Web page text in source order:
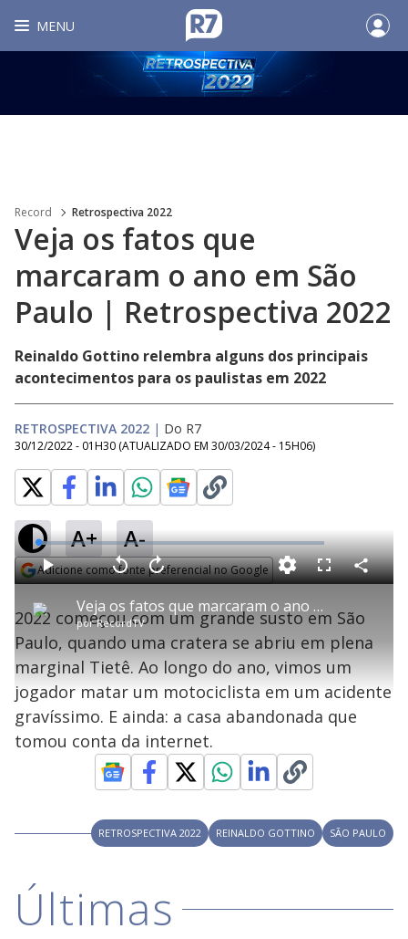
MENU
Record Retrospectiva 2022
Veja os fatos que
marcaram o ano em São
Paulo | Retrospectiva 2022
Reinaldo Gottino relembra alguns dos principais
acontecimentos para os paulistas em 2022
RETROSPECTIVA 2022 | Do R7
30/12/2022 - 01H30 (ATUALIZADO EM 30/03/2024 - 15H06)
A+ A-
Adicione como fonte preferencial no Google
P
l
a
y
V
Veja os fatos que marcaram o ano em São Paulo | Retrospectiva 2022
porRecordTV
P V
t
a
r
0
e
g
n
d
s
A
n
ç
a
1
s
e
u
n
d
o
s
L
o
a
d
e
:
2
.
7
5
%
F
s
c
n
C
o
a
r
i
l
2022 começou com um grande susto em São
Paulo, quando uma cratera se abriu em plena
marginal Tietê. Ao longo do ano, vimos um
jogador matar um motociclista em um acidente
gravíssimo. E ainda: a casa abandonada que
tomou conta da internet.
RETROSPECTIVA 2022 REINALDO GOTTINO SÃO PAULO
Últimas